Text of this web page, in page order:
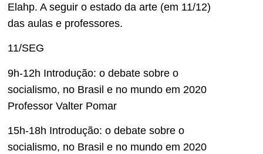
Elahp. A seguir o estado da arte (em 11/12)
das aulas e professores.
11/SEG
9h-12h Introdução: o debate sobre o
socialismo, no Brasil e no mundo em 2020
Professor Valter Pomar
15h-18h Introdução: o debate sobre o
socialismo, no Brasil e no mundo em 2020